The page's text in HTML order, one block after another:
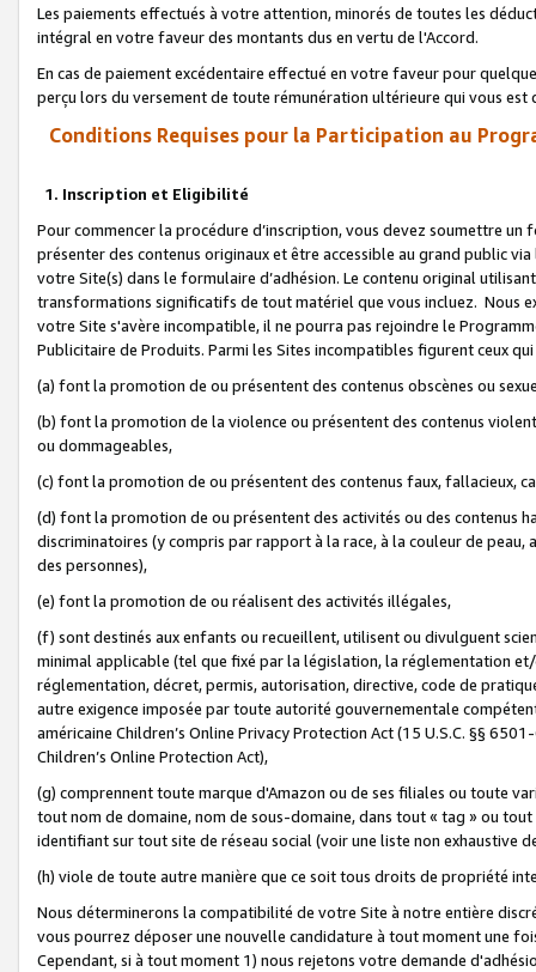
Les paiements effectués à votre attention, minorés de toutes les
intégral en votre faveur des montants dus en vertu de l'Accord.
En cas de paiement excédentaire effectué en votre faveur pour
perçu lors du versement de toute rémunération ultérieure qui vous est
Conditions Requises pour la Participation au
1. Inscription et Eligibilité
Pour commencer la procédure d’inscription, vous devez soumettre
présenter des contenus originaux et être accessible au grand public
votre Site(s) dans le formulaire d’adhésion. Le contenu original
transformations significatifs de tout matériel que vous incluez. Nous
votre Site s'avère incompatible, il ne pourra pas rejoindre le
Publicitaire de Produits. Parmi les Sites incompatibles figurent ceux
(a) font la promotion de ou présentent des contenus obscènes ou
(b) font la promotion de la violence ou présentent des contenus
ou dommageables,
(c) font la promotion de ou présentent des contenus faux, fallacieux,
(d) font la promotion de ou présentent des activités ou des contenus
discriminatoires (y compris par rapport à la race, à la couleur de
des personnes),
(e) font la promotion de ou réalisent des activités illégales,
(f) sont destinés aux enfants ou recueillent, utilisent ou divulguent
minimal applicable (tel que fixé par la législation, la réglementation
réglementation, décret, permis, autorisation, directive, code de
autre exigence imposée par toute autorité gouvernementale
américaine Children’s Online Privacy Protection Act (15 U.S.C. §§
Children’s Online Protection Act),
(g) comprennent toute marque d'Amazon ou de ses filiales ou toute
tout nom de domaine, nom de sous-domaine, dans tout « tag » ou
identifiant sur tout site de réseau social (voir une liste non exhaustive
(h) viole de toute autre manière que ce soit tous droits de propriété
Nous déterminerons la compatibilité de votre Site à notre entière
vous pourrez déposer une nouvelle candidature à tout moment une
Cependant, si à tout moment 1) nous rejetons votre demande